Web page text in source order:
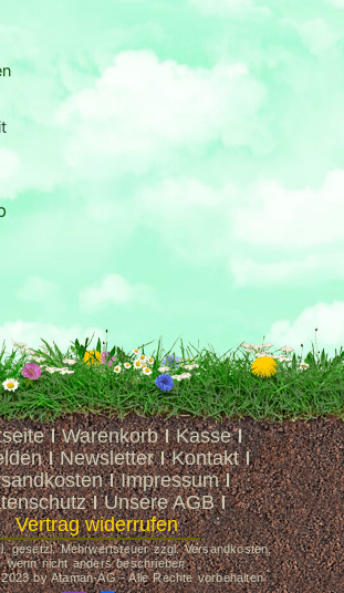
Warenkorb
Kasse
Newsletter
Kontakt
Impressum
Unsere AGB
Vertrag widerrufen
gesetzl. Mehrwertsteuer zzgl. Versandkosten,
wenn nicht anders beschrieben
by Ataman-AG - Alle Rechte vorbehalten